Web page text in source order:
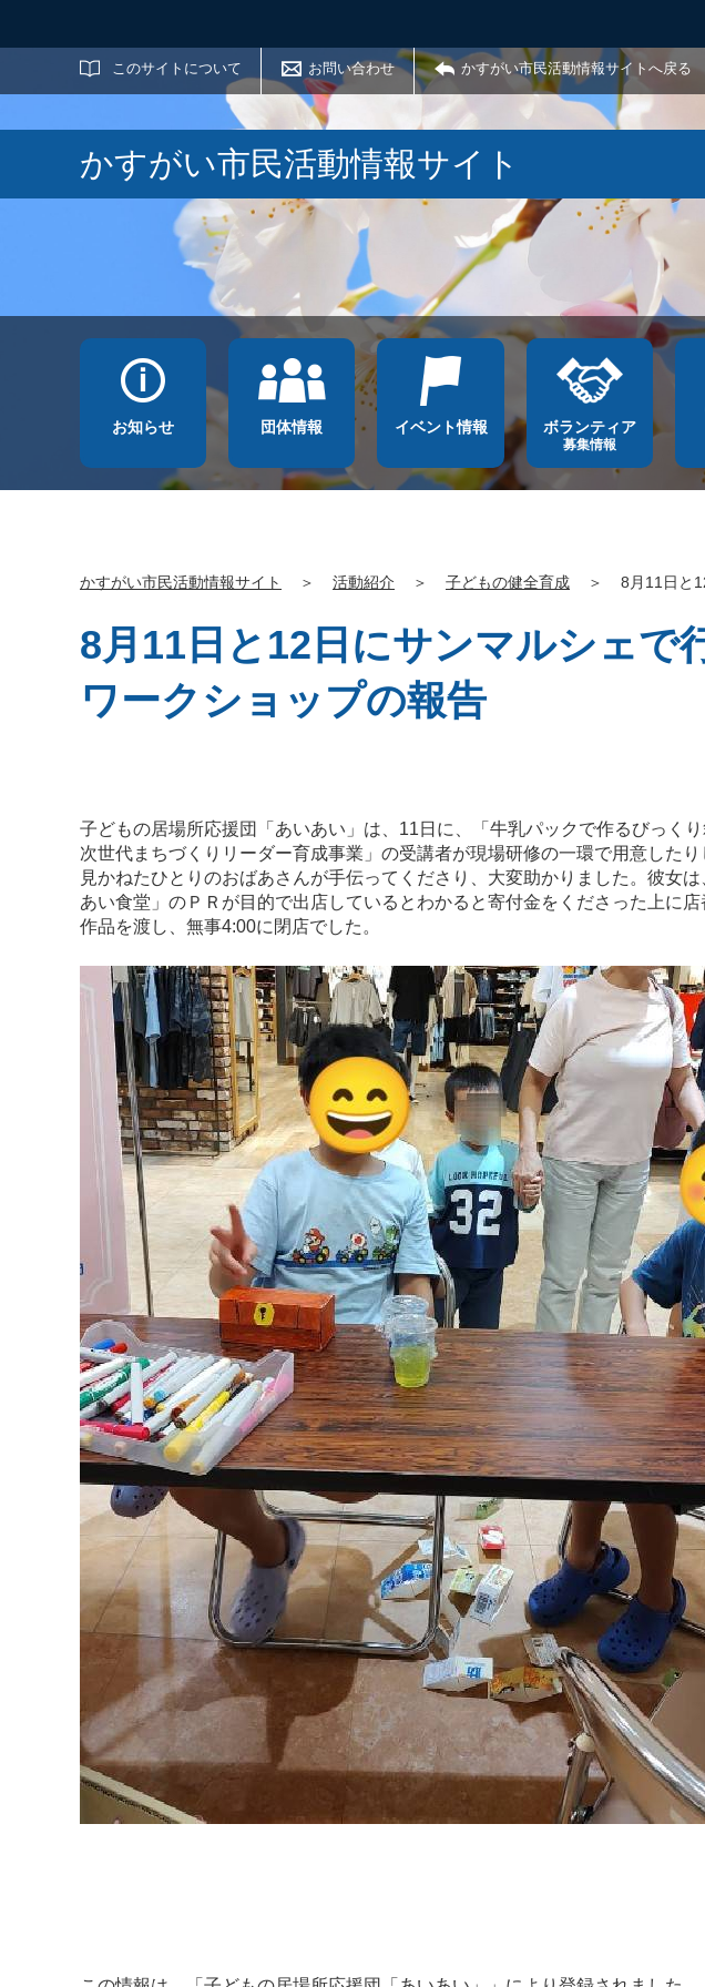
このサイトについて お問い合わせ かすがい市民活動情報サイトへ戻る
サイト内検索
かすがい市民活動情報サイト
お知らせ 団体情報 イベント情報 ボランティア
募集情報
かすがい市民活動情報サイト ＞ 活動紹介 ＞ 子どもの健全育成 ＞ 8月11日と
8月11日と12日にサンマルシェで
ワークショップの報告
子どもの居場所応援団「あいあい」は、11日に、「牛乳パックで作るびっく
次世代まちづくりリーダー育成事業」の受講者が現場研修の一環で用意した
見かねたひとりのおばあさんが手伝ってくださり、大変助かりました。彼女
あい食堂」のＰＲが目的で出店しているとわかると寄付金をくださった上に
作品を渡し、無事4:00に閉店でした。